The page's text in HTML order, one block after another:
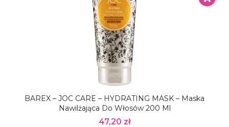
BAREX – JOC CARE – HYDRATING MASK – Maska
Nawilżająca Do Włosów 200 Ml
47,20 zł